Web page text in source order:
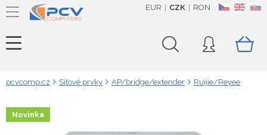
CZ EN SK
EUR CZK RON
pcvcomp.cz Síťové prvky AP/bridge/extender Ruijie/Reyee
Novinka